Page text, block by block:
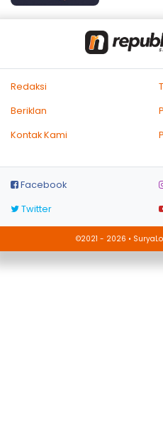
Redaksi
Beriklan
Kontak Kami
Facebook
Twitter
©2021 - 2026 •